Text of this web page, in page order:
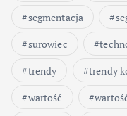
segmentacja
surowiec
trendy
trendy
wartość